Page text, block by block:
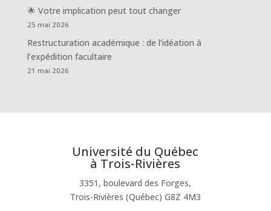
🌟 Votre implication peut tout changer
25 mai 2026
Restructuration académique : de l’idéation à
l’expédition facultaire
21 mai 2026
Université du Québec
à Trois-Rivières
3351, boulevard des Forges,
Trois-Rivières (Québec) G8Z 4M3